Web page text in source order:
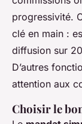
progressivité.
clé en main :
diffusion sur
D’autres
attention aux
Choisir le